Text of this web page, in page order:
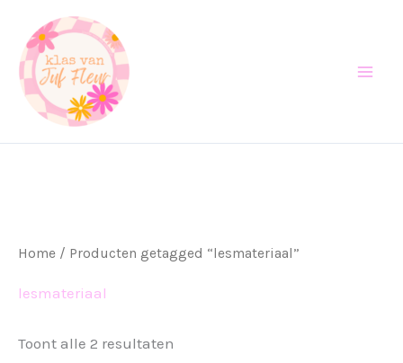
naar
inhoud
Home / Producten getagged “lesmateriaal”
lesmateriaal
Toont alle 2 resultaten